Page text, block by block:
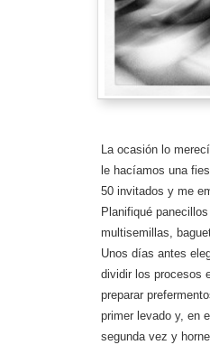
La ocasión lo
le hacíamos una
50 invitados y me
Planifiqué
multisemillas,
Unos días antes
dividir los procesos
preparar
primer levado y, en
segunda vez y